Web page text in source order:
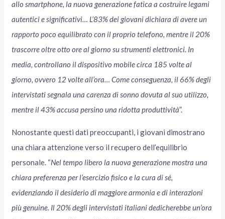
allo smartphone, la nuova generazione fatica a costruire legami
autentici e significativi… L’83% dei giovani dichiara di avere un
rapporto poco equilibrato con il proprio telefono, mentre il 20%
trascorre oltre otto ore al giorno su strumenti elettronici. In
media, controllano il dispositivo mobile circa 185 volte al
giorno, ovvero 12 volte all’ora… Come conseguenza, il 66% degli
intervistati segnala una carenza di sonno dovuta al suo utilizzo,
mentre il 43% accusa persino una ridotta produttività”.
Nonostante questi dati preoccupanti, i giovani dimostrano
una chiara attenzione verso il recupero dell’equilibrio
personale. “Nel tempo libero la nuova generazione mostra una
chiara preferenza per l’esercizio fisico e la cura di sé,
evidenziando il desiderio di maggiore armonia e di interazioni
più genuine. Il 20% degli intervistati italiani dedicherebbe un’ora